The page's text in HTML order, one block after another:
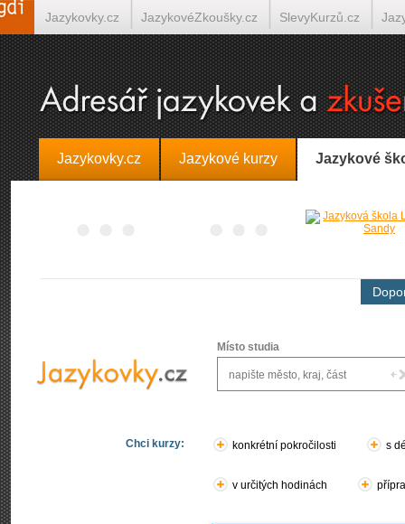
Jazykovky.cz Jazykové kurzy Jazykové
Místo studia
Chci kurzy: konkrétní pokročilosti s
v určitých hodinách
Jazykovky.cz JazykovéZkoušky.cz SlevyKurzů.cz
Španělština on-line Italština on-line Tlumočení-